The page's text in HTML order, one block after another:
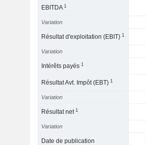
EBITDA1
Variation
Résultat d'exploitation (EBIT)1
Variation
Intérêts payés1
Résultat Avt. Impôt (EBT)1
Variation
Résultat net1
Variation
Date de publication